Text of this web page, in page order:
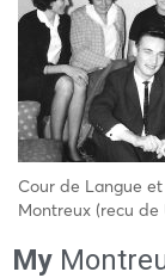
Cour de Langue
Montreux (recu de
My